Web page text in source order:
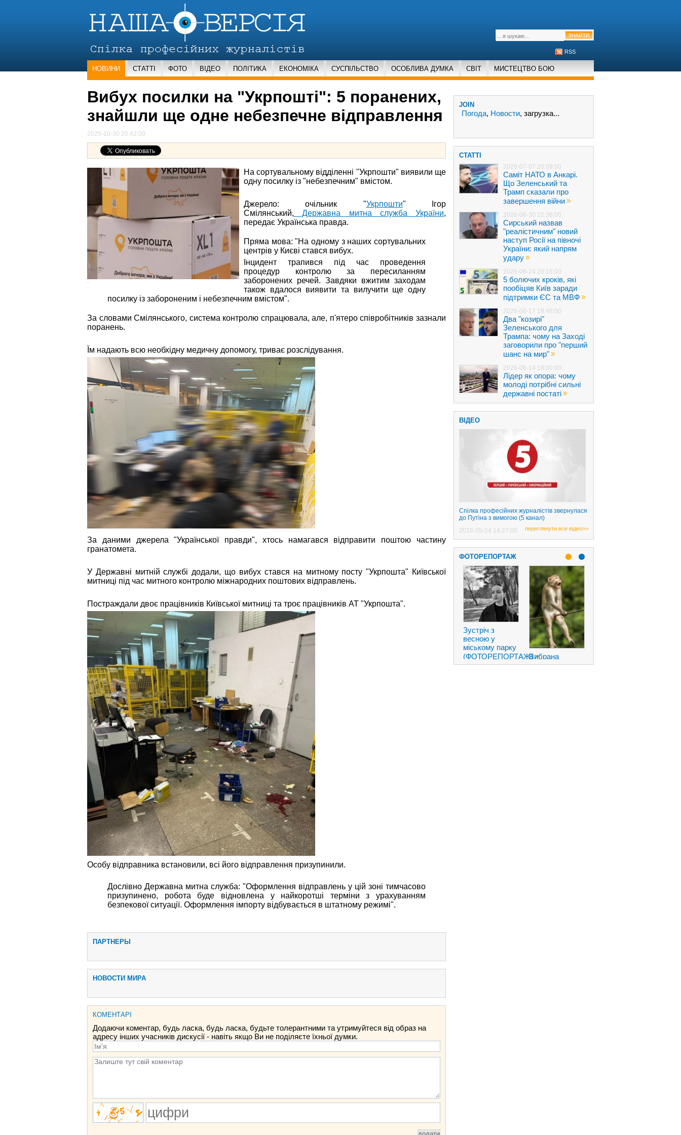
RSS
НОВИНИ СТАТТІ ФОТО ВІДЕО ПОЛІТИКА ЕКОНОМІКА СУСПІЛЬСТВО ОСОБЛИВА ДУМКА СВІТ МИСТЕЦТВО БОЮ
Вибух посилки на "Укрпошті": 5 поранених,
знайшли ще одне небезпечне відправлення
2025-10-30 20:42:00
-
На сортувальному відділенні "Укрпошти" виявили ще
одну посилку із "небезпечним" вмістом.
Джерело: очільник "Укрпошти" Ігор
Смілянський, Державна митна служба України,
передає Українська правда.
Пряма мова: "На одному з наших сортувальних
центрів у Києві стався вибух.
Інцидент трапився під час проведення
процедур контролю за пересиланням
заборонених речей. Завдяки вжитим заходам
також вдалося виявити та вилучити ще одну
посилку із забороненим і небезпечним вмістом".
За словами Смілянського, система контролю спрацювала, але, п'ятеро співробітників зазнали
поранень.
Їм надають всю необхідну медичну допомогу, триває розслідування.
За даними джерела "Української правди", хтось намагався відправити поштою частину
гранатомета.
У Державні митній службі додали, що вибух стався на митному посту "Укрпошта" Київської
митниці під час митного контролю міжнародних поштових відправлень.
Постраждали двоє працівників Київської митниці та троє працівників АТ "Укрпошта".
Особу відправника встановили, всі його відправлення призупинили.
Дослівно Державна митна служба: "Оформлення відправлень у цій зоні тимчасово
призупинено, робота буде відновлена у найкоротші терміни з урахуванням
безпекової ситуації. Оформлення імпорту відбувається в штатному режимі".
ПАРТНЕРЫ
НОВОСТИ МИРА
КОМЕНТАРІ
Додаючи коментар, будь ласка, будь ласка, будьте толерантними та утримуйтеся від образ на
адресу інших учасників дискусії - навіть якщо Ви не поділяєте їхньої думки.
JOIN
Погода, Новости, загрузка...
СТАТТІ
2026-07-07 20:09:00
Саміт НАТО в Анкарі.
Що Зеленський та
Трамп сказали про
завершення війни»
2026-06-30 22:36:00
Сирський назвав
"реалістичним" новий
наступ Росії на півночі
України: який напрям
удару»
2026-06-24 20:18:00
5 болючих кроків, які
пообіцяв Київ заради
підтримки ЄС та МВФ»
2026-06-17 18:48:00
Два "козирі"
Зеленського для
Трампа: чому на Заході
заговорили про "перший
шанс на мир"»
2026-06-14 18:00:00
Лідер як опора: чому
молоді потрібні сильні
державні постаті»
ВІДЕО
Спілка професійних журналістів звернулася
до Путіна з вимогою (5 канал)
2018-05-24 14:27:00
переглянути все відео>>
ФОТОРЕПОРТАЖ
(ФОТОРЕПОРТАЖ)»
Вибрана
найсмішніша
Новый пикап
Tesla
Cybertruck
породил
смешные
фотожабы»
2019-11-23